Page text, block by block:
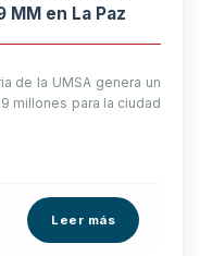
MM en La Paz
de la UMSA genera un
millones para la ciudad
Leer más